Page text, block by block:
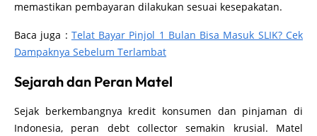
memastikan pembayaran dilakukan sesuai kesepakatan.
Baca juga : Telat Bayar Pinjol 1 Bulan Bisa Masuk SLIK? Cek
Dampaknya Sebelum Terlambat
Sejarah dan Peran Matel
Sejak berkembangnya kredit konsumen dan pinjaman di
Indonesia, peran debt collector semakin krusial. Matel